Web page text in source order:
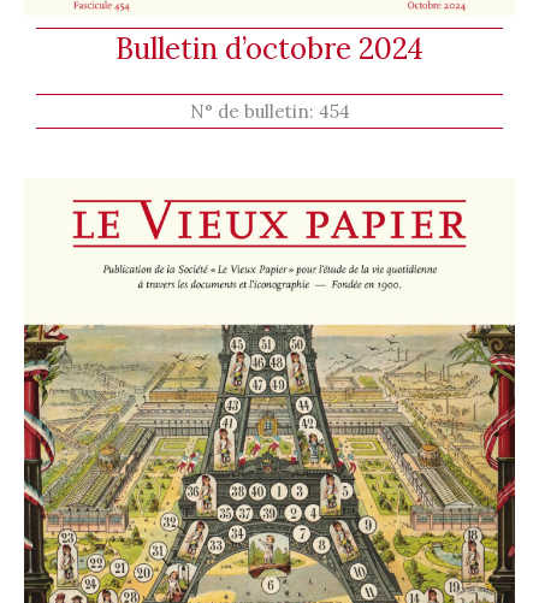
Bulletin d’octobre 2024
N° de bulletin: 454